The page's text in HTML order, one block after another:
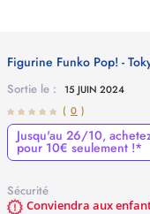
Figurine Funko Pop! -
Sortie le :
15 JUIN 2024
( 0 )
Jusqu'au 26/10,
pour 10€ seulement !*
Sécurité
Conviendra aux